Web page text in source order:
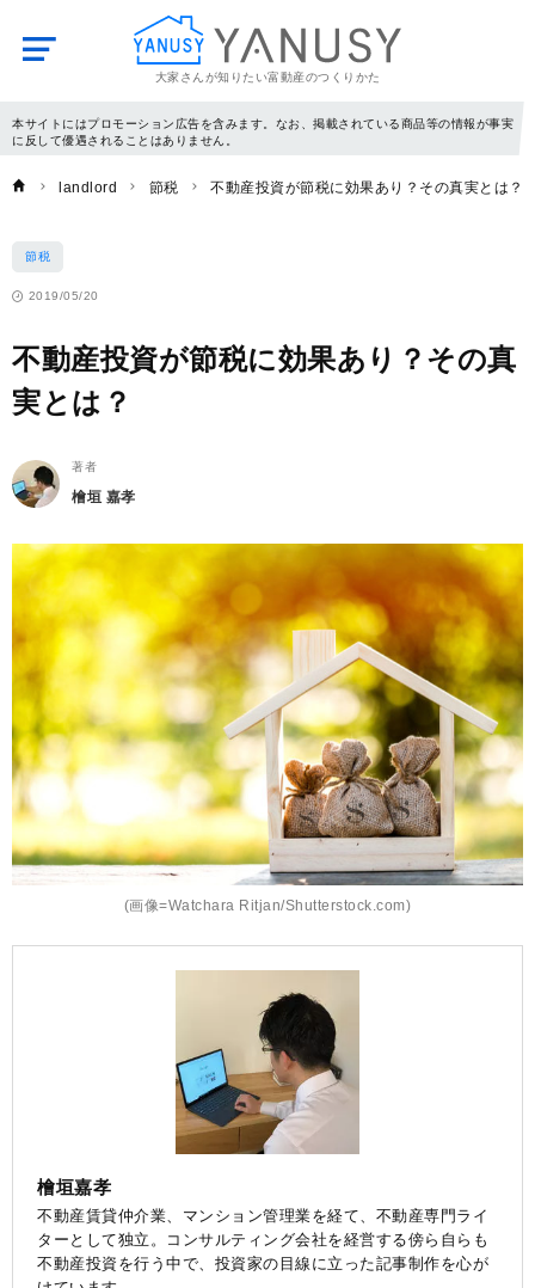
大家さんが知りたい富動産のつくりかた
YANUSY
本サイトにはプロモーション広告を含みます。なお、掲載されている商品等の情報が事実
に反して優遇されることはありません。
landlord 節税 不動産投資が節税に効果あり？その真実とは？
節税
2019/05/20
不動産投資が節税に効果あり？その真
実とは？
著者
檜垣 嘉孝
(画像=Watchara Ritjan/Shutterstock.com)
檜垣嘉孝
不動産賃貸仲介業、マンション管理業を経て、不動産専門ライ
ターとして独立。コンサルティング会社を経営する傍ら自らも
不動産投資を行う中で、投資家の目線に立った記事制作を心が